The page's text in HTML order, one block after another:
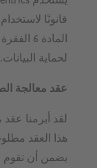
قانونًا
لحماية البيانات.
عقد معالجة
هذا العقد